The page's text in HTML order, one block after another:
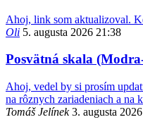
Ahoj, link som aktualizoval.
Oli 5. augusta 2026 21:38
Posvätná skala
Ahoj, vedel by si prosím
na rôznych zariadeniach a
Tomáš Jelínek 3. augusta